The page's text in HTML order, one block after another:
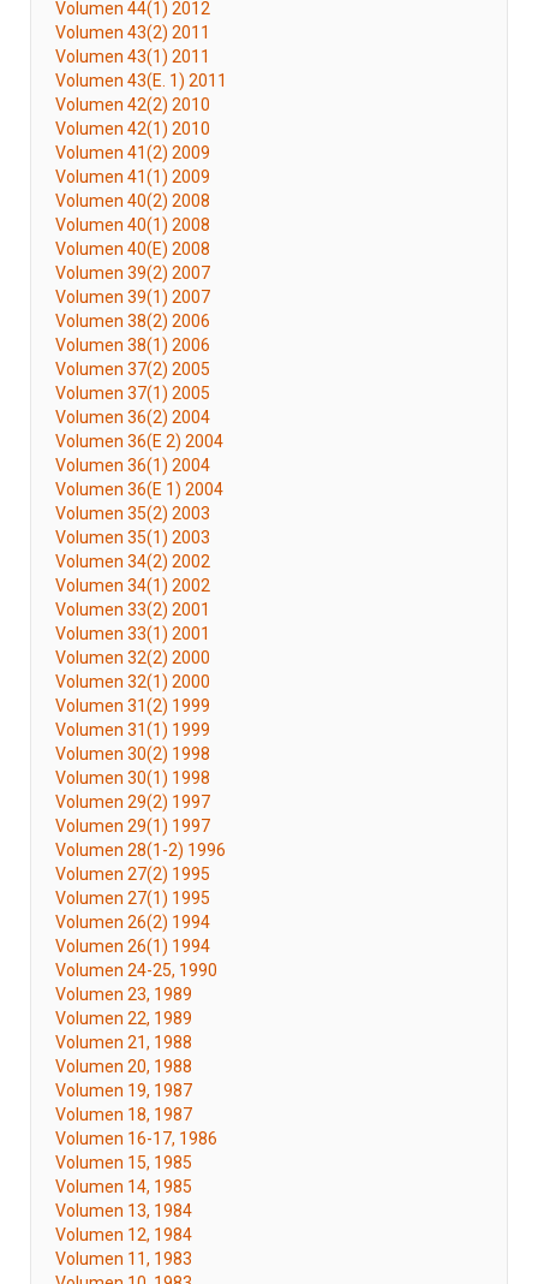
Volumen 44(1) 2012
Volumen 43(2) 2011
Volumen 43(1) 2011
Volumen 43(E. 1) 2011
Volumen 42(2) 2010
Volumen 42(1) 2010
Volumen 41(2) 2009
Volumen 41(1) 2009
Volumen 40(2) 2008
Volumen 40(1) 2008
Volumen 40(E) 2008
Volumen 39(2) 2007
Volumen 39(1) 2007
Volumen 38(2) 2006
Volumen 38(1) 2006
Volumen 37(2) 2005
Volumen 37(1) 2005
Volumen 36(2) 2004
Volumen 36(E 2) 2004
Volumen 36(1) 2004
Volumen 36(E 1) 2004
Volumen 35(2) 2003
Volumen 35(1) 2003
Volumen 34(2) 2002
Volumen 34(1) 2002
Volumen 33(2) 2001
Volumen 33(1) 2001
Volumen 32(2) 2000
Volumen 32(1) 2000
Volumen 31(2) 1999
Volumen 31(1) 1999
Volumen 30(2) 1998
Volumen 30(1) 1998
Volumen 29(2) 1997
Volumen 29(1) 1997
Volumen 28(1-2) 1996
Volumen 27(2) 1995
Volumen 27(1) 1995
Volumen 26(2) 1994
Volumen 26(1) 1994
Volumen 24-25, 1990
Volumen 23, 1989
Volumen 22, 1989
Volumen 21, 1988
Volumen 20, 1988
Volumen 19, 1987
Volumen 18, 1987
Volumen 16-17, 1986
Volumen 15, 1985
Volumen 14, 1985
Volumen 13, 1984
Volumen 12, 1984
Volumen 11, 1983